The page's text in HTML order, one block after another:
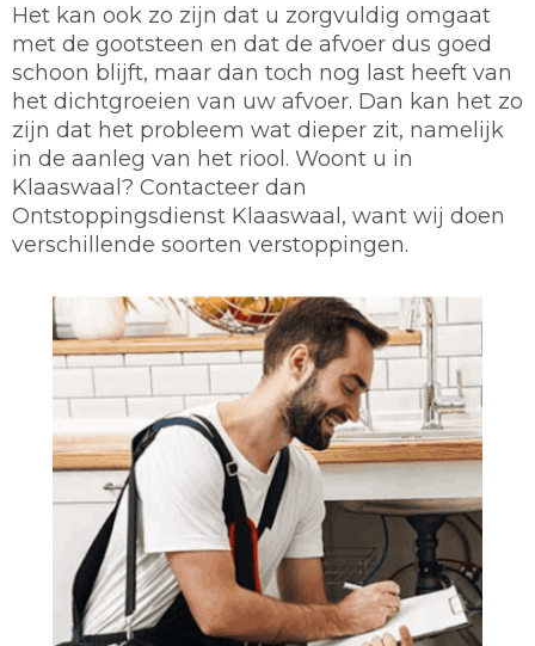
Het kan ook zo zijn dat u zorgvuldig omgaat
met de gootsteen en dat de afvoer dus goed
schoon blijft, maar dan toch nog last heeft van
het dichtgroeien van uw afvoer. Dan kan het zo
zijn dat het probleem wat dieper zit, namelijk
in de aanleg van het riool. Woont u in
Klaaswaal? Contacteer dan
Ontstoppingsdienst Klaaswaal, want wij doen
verschillende soorten verstoppingen.